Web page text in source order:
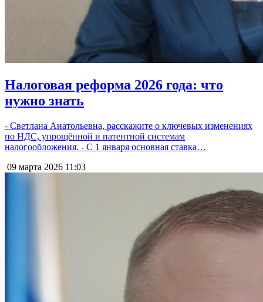
Налоговая реформа 2026 года: что
нужно знать
- Светлана Анатольевна, расскажите о ключевых изменениях
по НДС, упрощённой и патентной системам
налогообложения. - С 1 января основная ставка…
09 марта 2026 11:03